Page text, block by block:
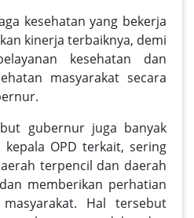
kesehatan yang bekerja
kinerja terbaiknya, demi
kesehatan dan
masyarakat secara
gubernur juga banyak
OPD terkait, sering
terpencil dan daerah
memberikan perhatian
Hal tersebut